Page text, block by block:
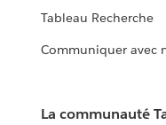
Tableau Recherche
Communiquer avec
La communauté